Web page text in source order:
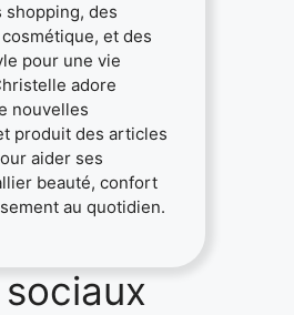
shopping, des
et des
pour une vie
adore
nouvelles
produit des articles
aider ses
beauté, confort
au quotidien.